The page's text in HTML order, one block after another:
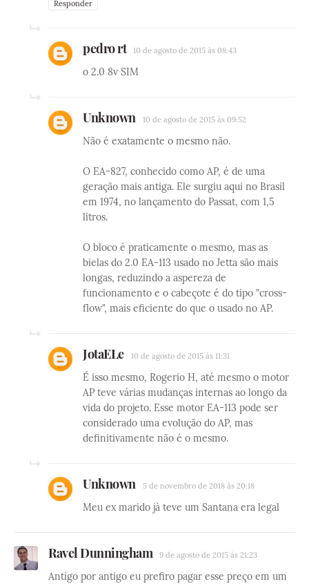
Responder
pedro rt 10 de agosto de 2015 às 08:43
o 2.0 8v SIM
Unknown 10 de agosto de 2015 às 09:52
Não é exatamente o mesmo não.
O EA-827, conhecido como AP, é de uma
geração mais antiga. Ele surgiu aqui no Brasil
em 1974, no lançamento do Passat, com 1,5
litros.
O bloco é praticamente o mesmo, mas as
bielas do 2.0 EA-113 usado no Jetta são mais
longas, reduzindo a aspereza de
funcionamento e o cabeçote é do tipo "cross-
flow", mais eficiente do que o usado no AP.
JotaELe 10 de agosto de 2015 às 11:31
É isso mesmo, Rogerio H, até mesmo o motor
AP teve várias mudanças internas ao longo da
vida do projeto. Esse motor EA-113 pode ser
considerado uma evolução do AP, mas
definitivamente não é o mesmo.
Unknown 5 de novembro de 2018 às 20:18
Meu ex marido jà teve um Santana era legal
Ravel Dunningham 9 de agosto de 2015 às 21:23
Antigo por antigo eu prefiro pagar esse preço em um